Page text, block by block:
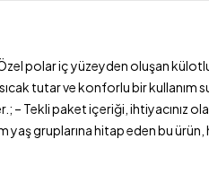
polar iç yüzeyden oluşan
tutar ve konforlu bir
– Tekli paket içeriği, ihtiyacınız
yaş gruplarına hitap eden bu